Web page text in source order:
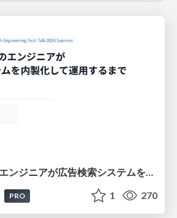
検索技術知識0のエンジニアが広告検索システムを内製化して運用するまで
PRO 1 270